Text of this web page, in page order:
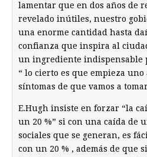
lamentar que en dos años de
revelado inútiles, nuestro
una enorme cantidad hasta
confianza que inspira al
un ingrediente indispensable
“ lo cierto es que empieza
síntomas de que vamos a
E.Hugh insiste en forzar “la
un 20 %” si con una caída de
sociales que se generan, es
con un 20 % , además de que